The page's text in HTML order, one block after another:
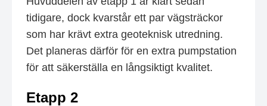
tidigare, dock kvarstår ett par vägsträckor
som har krävt extra geoteknisk utredning.
Det planeras därför för en extra pumpstation
för att säkerställa en långsiktigt kvalitet.
Etapp 2